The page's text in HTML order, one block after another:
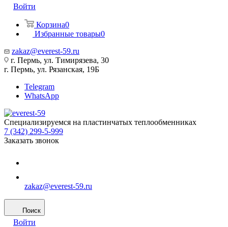
Войти
Корзина0
Избранные товары0
zakaz@everest-59.ru
г. Пермь, ул. Тимирязева, 30
г. Пермь, ул. Рязанская, 19Б
Telegram
WhatsApp
Специализируемся на пластинчатых теплообменниках
7 (342) 299-5-999
Заказать звонок
zakaz@everest-59.ru
Поиск
Войти